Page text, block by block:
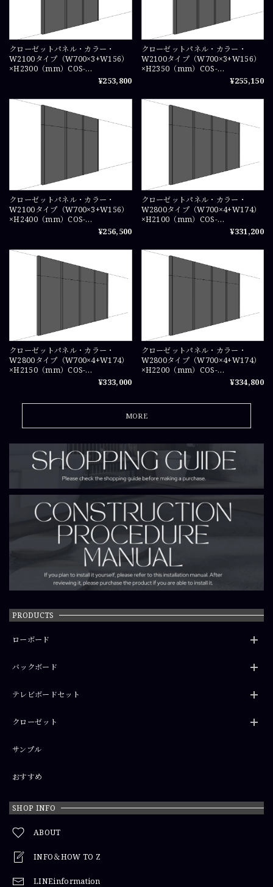
PRODUCTS
ローボード
バックボード
テレビボードセット
クローゼット
サンプル
おすすめ
SHOP INFO
ABOUT
INFO＆HOW TO Z
LINEinformation
クローゼットパネル・カラー・
W2100タイプ（W700×3+W156）
×H2300（mm）COS-
¥253,800
クローゼットパネル・カラー・
W2100タイプ（W700×3+W156）
×H2350（mm）COS-
¥255,150
クローゼットパネル・カラー・
W2100タイプ（W700×3+W156）
×H2400（mm）COS-
¥256,500
クローゼットパネル・カラー・
W2800タイプ（W700×4+W174）
×H2100（mm）COS-
¥331,200
クローゼットパネル・カラー・
W2800タイプ（W700×4+W174）
×H2150（mm）COS-
¥333,000
クローゼットパネル・カラー・
W2800タイプ（W700×4+W174）
×H2200（mm）COS-
¥334,800
MORE